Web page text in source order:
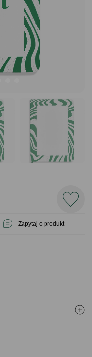
Zapytaj o produkt